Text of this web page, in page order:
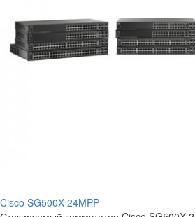
Cisco SG500X-24MPP